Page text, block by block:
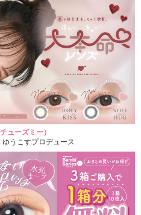
ューズミー）
うこすプロデュース